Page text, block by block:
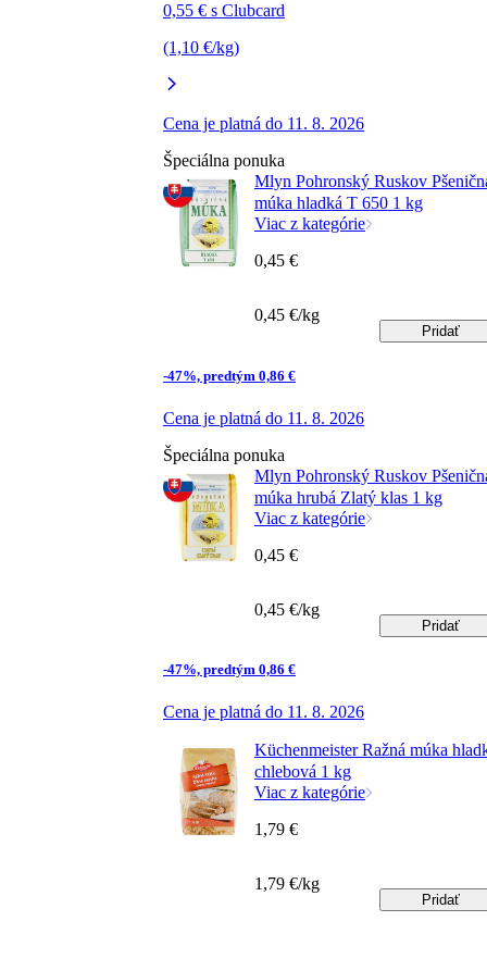
0,55 € s Clubcard
(1,10 €/kg)
Cena je platná do 11. 8. 2026
Špeciálna ponuka
Mlyn Pohronský Ruskov
múka hladká T 650 1 kg
Viac z kategórie
-47%, predtým 0,86 €
Cena je platná do 11. 8. 2026
0,45 €
0,45 €/kg
Pridať
Špeciálna ponuka
Mlyn Pohronský Ruskov
múka hrubá Zlatý klas 1 kg
Viac z kategórie
-47%, predtým 0,86 €
Cena je platná do 11. 8. 2026
0,45 €
0,45 €/kg
Pridať
Küchenmeister Ražná múka
chlebová 1 kg
Viac z kategórie
1,79 €
1,79 €/kg
Pridať